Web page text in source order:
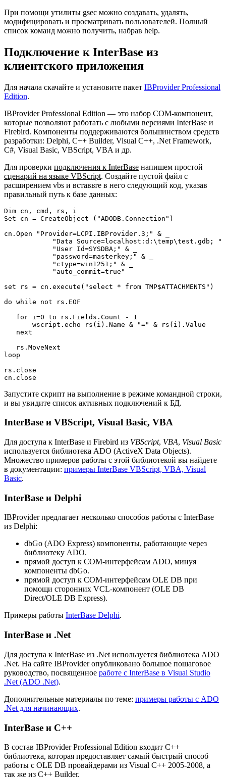
При помощи утилиты gsec можно создавать, удалять,
модифицировать и просматривать пользователей. Полный
список команд можно получить, набрав help.
Подключение к InterBase из
клиентского приложения
Для начала скачайте и установите пакет IBProvider Professional
Edition.
IBProvider Professional Edition — это набор COM-компонент,
которые позволяют работать с любыми версиями InterBase и
Firebird. Компоненты поддерживаются большинством средств
разработки: Delphi, C++ Builder, Visual C++, .Net Framework,
C#, Visual Basic, VBScript, VBA и др.
Для проверки подключения к InterBase напишем простой
сценарий на языке VBScript. Создайте пустой файл с
расширением vbs и вставьте в него следующий код, указав
правильный путь к базе данных:
Dim cn, cmd, rs, i
Set cn = CreateObject ("ADODB.Connection")
cn.Open "Provider=LCPI.IBProvider.3;" & _
set rs = cn.execute("select * from TMP$ATTACHMENTS")
do while not rs.EOF
   for i=0 to rs.Fields.Count - 1
       wscript.echo rs(i).Name & "=" & rs(i).Value
   next
   rs.MoveNext
loop
rs.close
cn.close
Запустите скрипт на выполнение в режиме командной строки,
и вы увидите список активных подключений к БД.
InterBase и VBScript, Visual Basic, VBA
Для доступа к InterBase и Firebird из VBScript, VBA, Visual Basic
используется библиотека ADO (ActiveX Data Objects).
Множество примеров работы с этой библиотекой вы найдете
в документации: примеры InterBase VBScript, VBA, Visual
Basic.
InterBase и Delphi
IBProvider предлагает несколько способов работы с InterBase
из Delphi:
dbGo (ADO Express) компоненты, работающие через
библиотеку ADO.
прямой доступ к COM-интерфейсам ADO, минуя
компоненты dbGo.
прямой доступ к COM-интерфейсам OLE DB при
помощи сторонних VCL-компонент (OLE DB
Direct/OLE DB Express).
Примеры работы InterBase Delphi.
InterBase и .Net
Для доступа к InterBase из .Net используется библиотека ADO
.Net. На сайте IBProvider опубликовано большое пошаговое
руководство, посвященное работе с InterBase в Visual Studio
.Net (ADO .Net).
Дополнительные материалы по теме: примеры работы с ADO
.Net для начинающих.
InterBase и C++
В состав IBProvider Professional Edition входит C++
библиотека, которая предоставляет самый быстрый способ
работы с OLE DB провайдерами из Visual C++ 2005-2008, а
так же из C++ Builder.